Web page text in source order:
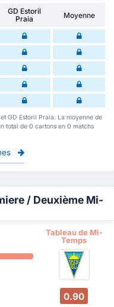
GD Estoril
Praia
Moyenne
GD Estoril Praia. La moyenne de
total de 0 cartons en 0 matchs
/ Deuxième Mi-
Tableau de Mi-
Temps
0.90